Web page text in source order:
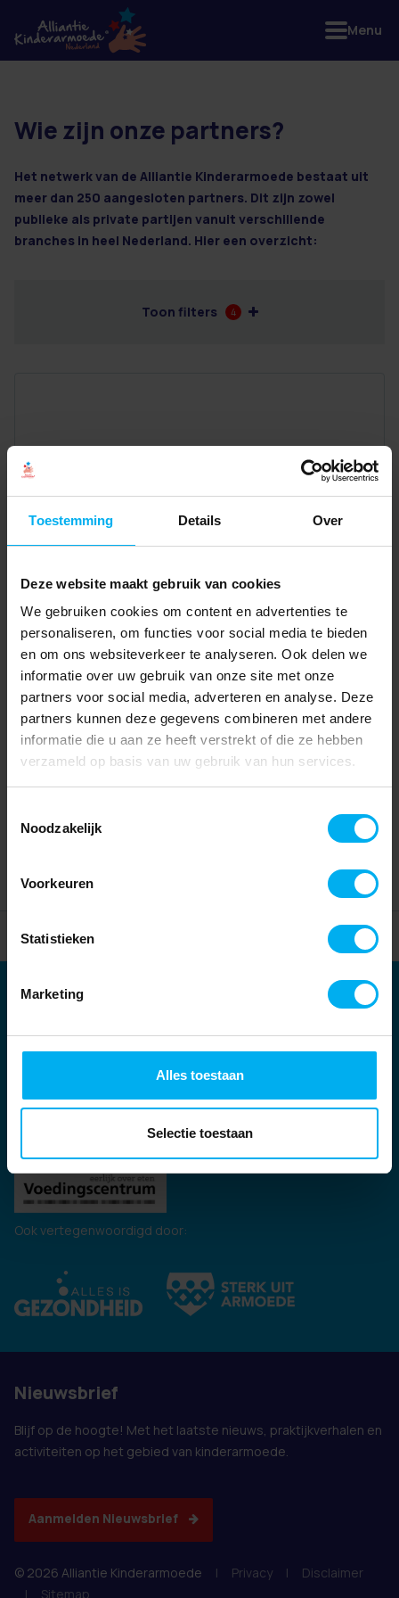
Toestemming Details Over
Deze website maakt gebruik van cookies
We gebruiken cookies om content en advertenties te
personaliseren, om functies voor social media te bieden
en om ons websiteverkeer te analyseren. Ook delen we
informatie over uw gebruik van onze site met onze
partners voor social media, adverteren en analyse. Deze
partners kunnen deze gegevens combineren met andere
informatie die u aan ze heeft verstrekt of die ze hebben
verzameld op basis van uw gebruik van hun services.
Noodzakelijk
Voorkeuren
Statistieken
Marketing
Alles toestaan
Selectie toestaan
2 resultaten
Wie zijn onze partners?
Het netwerk van de Alliantie Kinderarmoede bestaat uit
meer dan 250 aangesloten partners. Dit zijn zowel
publieke als private partijen vanuit verschillende
branches in heel Nederland. Hier een overzicht:
Toon filters 4
Home Partners
Partners
Kernpartners:
Ook vertegenwoordigd door:
Nieuwsbrief
Blijf op de hoogte! Met het laatste nieuws, praktijkverhalen en
activiteiten op het gebied van kinderarmoede.
Aanmelden Nieuwsbrief
© 2026 Alliantie Kinderarmoede | Privacy |
Disclaimer
|
Sitemap
Menu